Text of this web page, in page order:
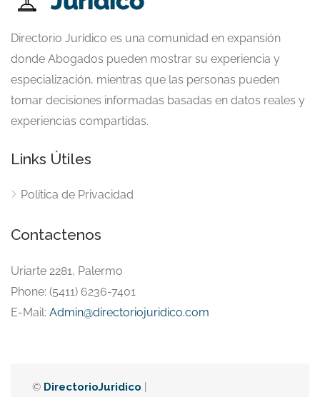
Directorio Jurídico es una comunidad en expansión
donde Abogados pueden mostrar su experiencia y
especialización, mientras que las personas pueden
tomar decisiones informadas basadas en datos reales y
experiencias compartidas.
Links Útiles
Política de Privacidad
Contactenos
Uriarte 2281, Palermo
Phone: (5411) 6236-7401
E-Mail: Admin@directoriojuridico.com
© DirectorioJuridico